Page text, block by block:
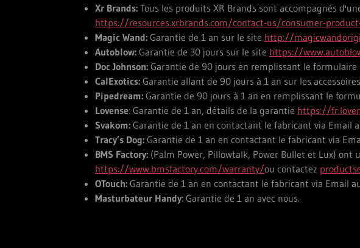
Xr Brands: Tous les produits XR Brands sont accompagnés
https://resources.xrbrands.com/contact-us/consumer-
Magic Wand: Garantie de 1 an sur le site http://
Autoblow: Garantie de 30 jours sur le site https://
Doc Johnson: Garantie de 90 jours en remplissant le
CalExotics: Garantie allant de 90 jours à 1 an sur les
Pipedream: Garantie de 90 jours à 1 an en remplissant le
Lovense: Garantie de 1 an, détails de la garantie https://
Svakom: Garantie de 1 an en contactant le fabricant via Email
Tracy’s Dog: Garantie de 1 an en contactant le fabricant via
BMS Factory: (Palm Power, Pillowtalk, Power Bullet et Lux)
https://www.bmsfactory.com/warranty/ou contactez
OTouch: Garantie de 1 an en contactant le fabricant via Email
Masturbateur Handy: Garantie de 1 an avec nous.